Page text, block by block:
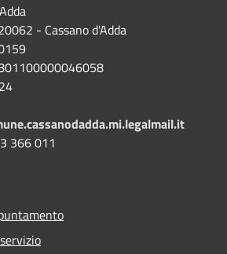
- Cassano d'Adda
366 011